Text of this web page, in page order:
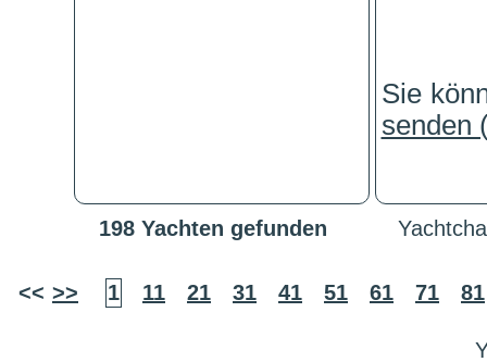
Sie
senden
198 Yachten gefunden
<< >> 1 11 21 31 41 51 61 71 81